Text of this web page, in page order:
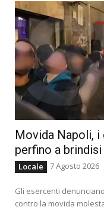
Movida Napoli,
perfino a
Locale 7 Agosto 2026
Gli esercenti
contro la movida